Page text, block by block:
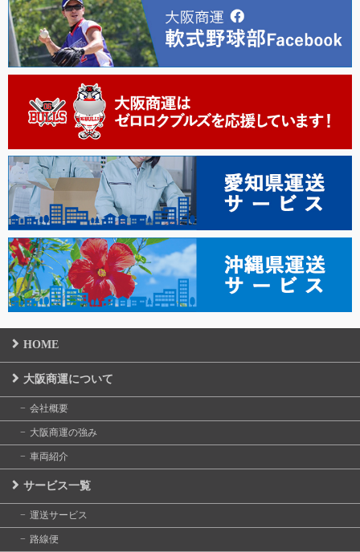
HOME
大阪商運について
会社概要
大阪商運の強み
車両紹介
サービス一覧
運送サービス
路線便